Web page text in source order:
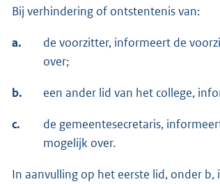
Bij verhindering of ontstentenis van:
a.
de voorzitter, informeert de
over;
b. een ander lid van het college,
c.
de gemeentesecretaris,
mogelijk over.
In aanvulling op het eerste lid, onder